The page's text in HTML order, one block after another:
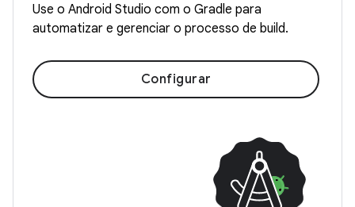
Use o Android Studio com o Gradle para
automatizar e gerenciar o processo de build.
Configurar